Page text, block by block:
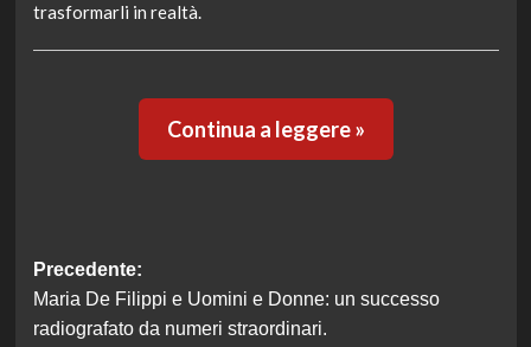
trasformarli in realtà.
Continua a leggere »
Navigazione
articolo
Precedente:
Maria De Filippi e Uomini e Donne: un successo
radiografato da numeri straordinari.